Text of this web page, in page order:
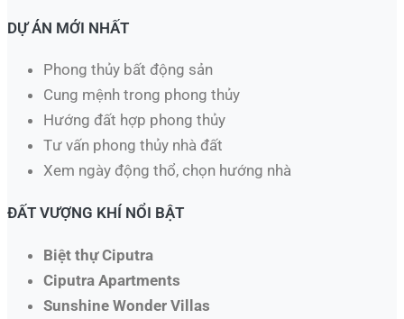
DỰ ÁN MỚI NHẤT
Phong thủy bất động sản
Cung mệnh trong phong thủy
Hướng đất hợp phong thủy
Tư vấn phong thủy nhà đất
Xem ngày động thổ, chọn hướng nhà​
ĐẤT VƯỢNG KHÍ NỔI BẬT
Biệt thự Ciputra
Ciputra Apartments
Sunshine Wonder Villas